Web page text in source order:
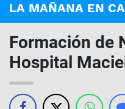
LA MAÑANA EN
Formación de
Hospital